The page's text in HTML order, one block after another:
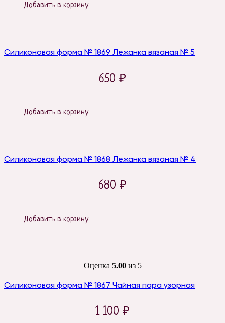
Добавить в корзину
Силиконовая форма № 1869 Лежанка вязаная № 5
650 ₽
Добавить в корзину
Силиконовая форма № 1868 Лежанка вязаная № 4
680 ₽
Добавить в корзину
Оценка 5.00из 5
Силиконовая форма № 1867 Чайная пара узорная
1 100 ₽